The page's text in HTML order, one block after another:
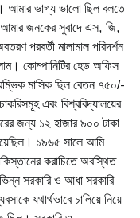
আমার ভাগ্য ভালো ছিল বলতে
জনকের সুবাদে এস, জি,
পরবর্তী মালামাল পরিদর্শন
কোম্পানিটির হেড অফিস
মাসিক ছিল বেতন ৭৫০/-
এবং বিশ্ববিদ্যালয়ের
জন্য ১২ হাজার ৯০০ টাকা
১৯৬৫ সালে আমি
করাচিতে অবস্থিত
সরকারি ও আধা সরকারি
যথার্থভাবে চালিয়ে নিয়ে